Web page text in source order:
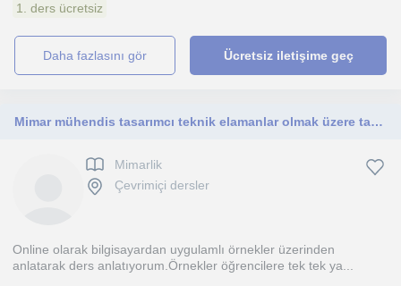
1. ders ücretsiz
daha fazlasını gör Ücretsiz iletişime geç
Mimar mühendis tasarımcı teknik elamanlar olmak üzere tasarımile ilgilenen herkesin yararlanacağını bir eğitim.
Mimarlik
Çevrimiçi dersler
Online olarak bilgisayardan uygulamlı örnekler üzerinden
anlatarak ders anlatıyorum.Örnekler öğrencilere tek tek ya...